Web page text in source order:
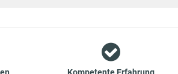
Ersatzteile. Die Konzentration
- wir bieten Original-Ersatzteile und
Erstausrüstern zu absoluten Top-